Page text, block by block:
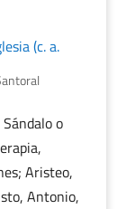
(c. a.
o
Aristeo,
Antonio,